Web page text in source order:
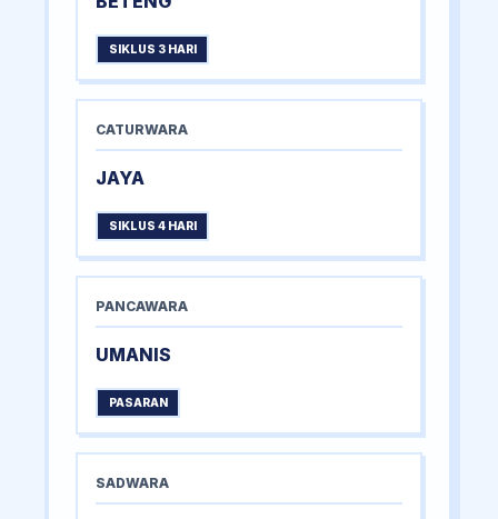
SIKLUS 3 HARI
CATURWARA
JAYA
SIKLUS 4 HARI
PANCAWARA
UMANIS
PASARAN
SADWARA